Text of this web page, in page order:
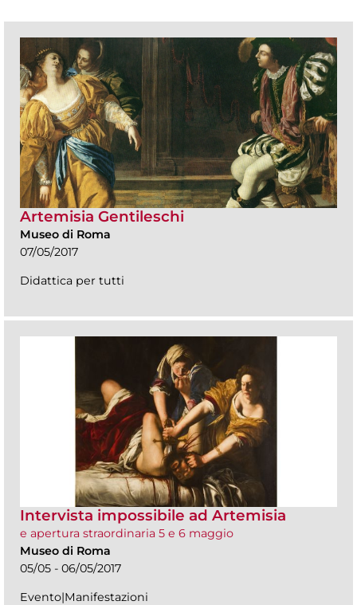
Artemisia Gentileschi
Museo di Roma
07/05/2017
Didattica per tutti
Intervista impossibile ad Artemisia
e apertura straordinaria 5 e 6 maggio
Museo di Roma
05/05 - 06/05/2017
Evento|Manifestazioni